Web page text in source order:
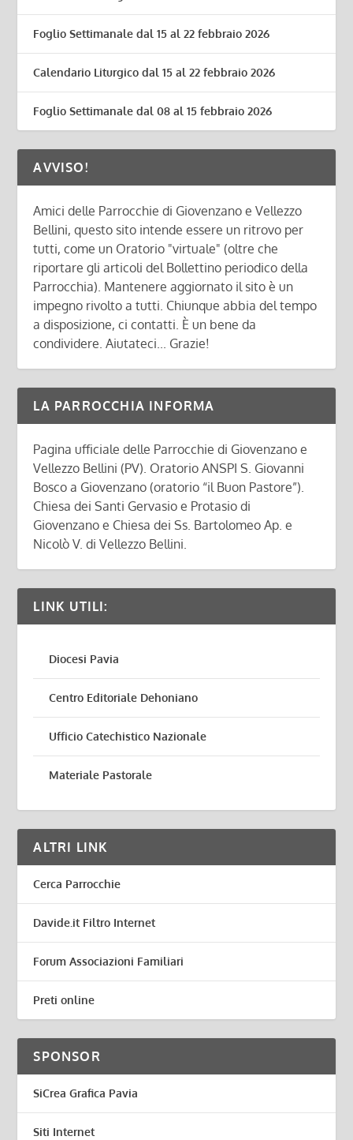
Foglio Settimanale dal 15 al 22 febbraio 2026
Calendario Liturgico dal 15 al 22 febbraio 2026
Foglio Settimanale dal 08 al 15 febbraio 2026
AVVISO!
Amici delle Parrocchie di Giovenzano e Vellezzo
Bellini, questo sito intende essere un ritrovo per
tutti, come un Oratorio "virtuale" (oltre che
riportare gli articoli del Bollettino periodico della
Parrocchia). Mantenere aggiornato il sito è un
impegno rivolto a tutti. Chiunque abbia del tempo
a disposizione, ci contatti. È un bene da
condividere. Aiutateci... Grazie!
LA PARROCCHIA INFORMA
Pagina ufficiale delle Parrocchie di Giovenzano e
Vellezzo Bellini (PV). Oratorio ANSPI S. Giovanni
Bosco a Giovenzano (oratorio “il Buon Pastore”).
Chiesa dei Santi Gervasio e Protasio di
Giovenzano e Chiesa dei Ss. Bartolomeo Ap. e
Nicolò V. di Vellezzo Bellini.
LINK UTILI:
Diocesi Pavia
Centro Editoriale Dehoniano
Ufficio Catechistico Nazionale
Materiale Pastorale
ALTRI LINK
Cerca Parrocchie
Davide.it Filtro Internet
Forum Associazioni Familiari
Preti online
SPONSOR
SiCrea Grafica Pavia
Siti Internet